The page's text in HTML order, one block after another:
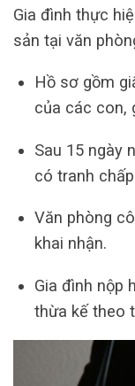
Gia đình thực
sản tại văn
Hồ sơ gồm
của các con,
Sau 15 ngày
có tranh
Văn phòng
khai nhận.
Gia đình nộp
thừa kế theo